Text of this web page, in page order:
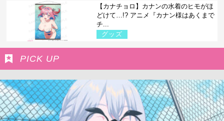
【カナチョロ】カナンの水着のヒモがほ
どけて…!? アニメ『カナン様はあくまで
チ...
グッズ
PICK UP